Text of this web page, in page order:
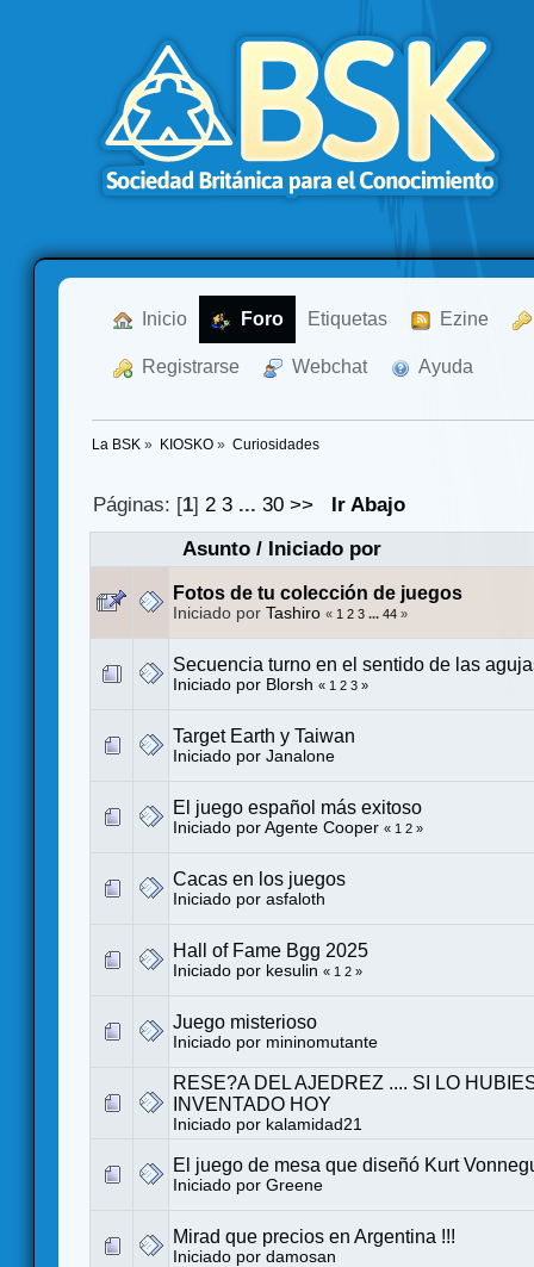
Inicio Foro Etiquetas Ezine
Registrarse Webchat Ayuda
La BSK » KIOSKO» Curiosidades
Páginas: [1]2 3 ...30 >>
Ir Abajo
Asunto/ Iniciado por
Fotos de tu colección de juegos
Iniciado por Tashiro « 1 2 3 ... 44 »
Secuencia turno en el sentido de las
Iniciado por Blorsh « 1 2 3 »
Target Earth y Taiwan
Iniciado por Janalone
El juego español más exitoso
Iniciado por Agente Cooper « 1 2 »
Cacas en los juegos
Iniciado por asfaloth
Hall of Fame Bgg 2025
Iniciado por kesulin « 1 2 »
Juego misterioso
Iniciado por mininomutante
RESE?A DEL AJEDREZ .... SI LO
INVENTADO HOY
Iniciado por kalamidad21
El juego de mesa que diseñó Kurt
Iniciado por Greene
Mirad que precios en Argentina !!!
Iniciado por damosan